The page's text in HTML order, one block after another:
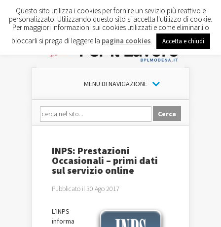
MENU DI NAVIGAZIONE
INPS: Prestazioni
Occasionali – primi dati
sul servizio online
Pubblicato il 30 Ago 2017
L’INPS
informa
Questo sito utilizza i cookies per fornire un sevizio più reattivo e
personalizzato. Utilizzando questo sito si accetta l'utilizzo di cookie.
Per maggiori informazioni sui cookies utilizzati e come eliminarli o
bloccarli si prega di leggere la pagina cookies Accetta e chiudi